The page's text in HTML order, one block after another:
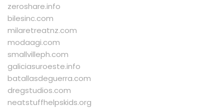
zeroshare.info
bilesinc.com
milaretreatnz.com
modaagi.com
smallvilleph.com
galiciasuroeste.info
batallasdeguerra.com
dregstudios.com
neatstuffhelpskids.org